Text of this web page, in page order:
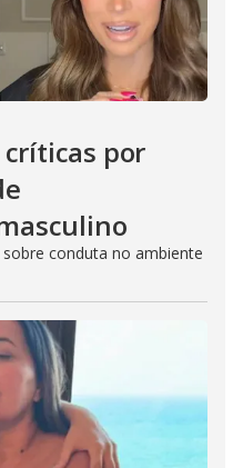
críticas por
conduta no ambiente